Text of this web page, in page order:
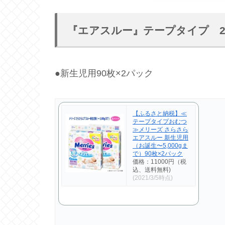
『エアスルー』テープタイプ
●新生児用90枚×2パック
【ふるさと納税】≪
テープタイプおむつ
≫メリーズ さらさら
エアスルー 新生児用
（お誕生〜5,000gま
で）90枚×2パック
価格：11000円（税
込、送料無料)
(2021/3/5時点)